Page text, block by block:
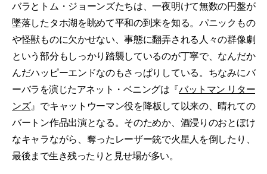
バラとトム・ジョーンズたちは、一夜明けて無数の円盤が
墜落したタホ湖を眺めて平和の到来を知る。パニックもの
や怪獣ものに欠かせない、事態に翻弄される人々の群像劇
という部分もしっかり踏襲しているのが丁寧で、なんだか
んだハッピーエンドなのもさっぱりしている。ちなみにバ
ーバラを演じたアネット・ベニングは『バットマン リター
ンズ』でキャットウーマン役を降板して以来の、晴れての
バートン作品出演となる。そのためか、酒浸りのおとぼけ
なキャラながら、奪ったレーザー銃で火星人を倒したり、
最後まで生き残ったりと見せ場が多い。